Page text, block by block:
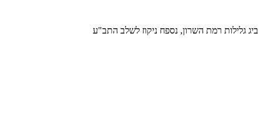
ביג גלילות רמת השרון, נספח ניקוז לשלב התב"ע